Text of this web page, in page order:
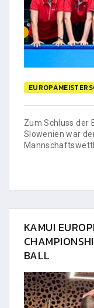
Zum Schluss der
Slowenien war
KAMUI
BALL